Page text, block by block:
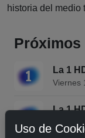
historia del medio
Próximos
La 1
Viernes
La 1
Uso de